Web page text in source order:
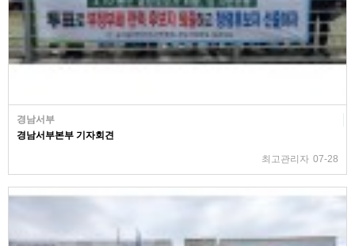
경남서부
경남서부본부 기자회견
최고관리자 07-28